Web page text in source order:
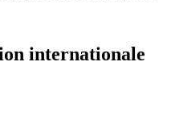
internationale